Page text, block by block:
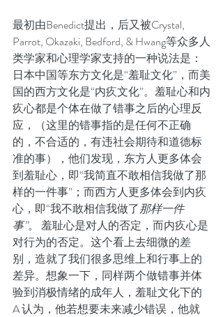
最初由Benedict提出，后又被Crystal,
Parrot, Okazaki, Bedford, & Hwang等众多人
类学家和心理学家支持的一种说法是：
日本中国等东方文化是“羞耻文化”，而美
国的西方文化是“内疚文化”。羞耻心和内
疚心都是个体在做了错事之后的心理反
应，（这里的错事指的是任何不正确
的，不合适的，有违社会期待和道德标
准的事），他们发现，东方人更多体会
到羞耻心，即“我简直不敢相信我做了那
样的一件事”；而西方人更多体会到内疚
心，即“我不敢相信我做了那样一件
事”。 羞耻心是对人的否定，而内疚心是
对行为的否定。这个看上去细微的差
别，造就了我们很多思维上和行事上的
差异。想象一下，同样两个做错事并体
验到消极情绪的成年人，羞耻文化下的
A 认为，他若想要未来减少错误，他就